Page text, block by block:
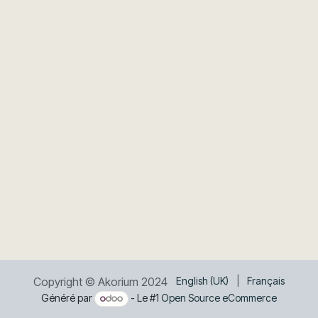
Copyright © Akorium 2024 English (UK)
Français
Généré par
- Le #1Open Source eCommerce